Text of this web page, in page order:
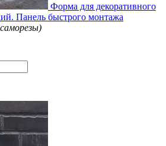
Форма для декоративного
Панель быстрого монтажа